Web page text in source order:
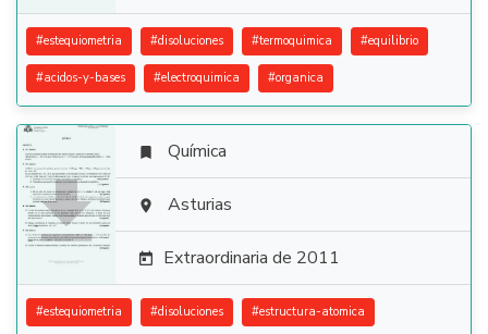
#estequiometria #disoluciones #termoquimica #equilibrio
#acidos-y-bases #electroquimica #organica

 Química
 Asturias
 Extraordinaria de 2011
#estequiometria #disoluciones #estructura-atomica